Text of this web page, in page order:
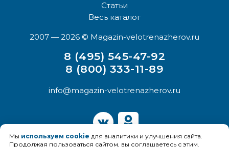
Статьи
Весь каталог
2007 — 2026 © Magazin-velotrenazherov.ru
8 (495) 545-47-92
8 (800) 333-11-89
info@magazin-velotrenazherov.ru
Мы используем cookie для аналитики и улучшения сайта.
Продолжая пользоваться сайтом, вы соглашаетесь с этим.